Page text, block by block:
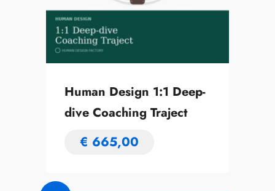
Human Design 1:1 Deep-
dive Coaching Traject
€ 665,00